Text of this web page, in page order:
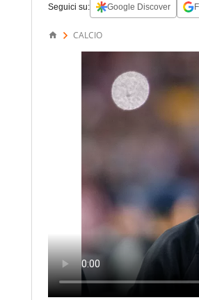
Seguici su: Google Discover
CALCIO